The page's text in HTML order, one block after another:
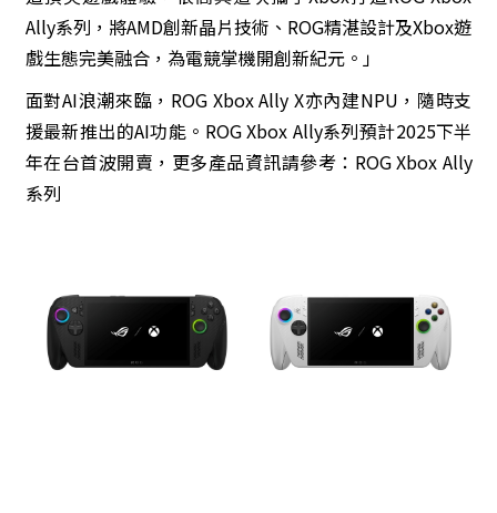
Ally系列，將AMD創新晶片技術、ROG精湛設計及Xbox遊
戲生態完美融合，為電競掌機開創新紀元。」
面對AI浪潮來臨，ROG Xbox Ally X亦內建NPU，隨時支
援最新推出的AI功能。ROG Xbox Ally系列預計2025下半
年在台首波開賣，更多產品資訊請參考： ROG Xbox Ally
系列